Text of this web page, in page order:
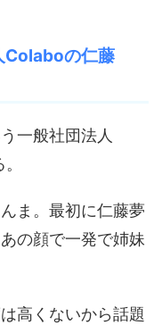
Colaboの仁藤
一般社団法人
ま。最初に仁藤夢
の顔で一発で姉妹
高くないから話題